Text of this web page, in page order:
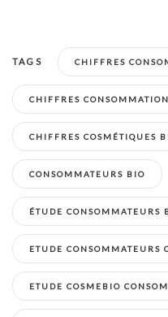
TAGS CHIFFRES
CHIFFRES
CHIFFRES COSMÉTIQUES
CONSOMMATEURS BIO
ÉTUDE CONSOMMATEURS
ETUDE CONSOMMATEURS
ETUDE COSMEBIO